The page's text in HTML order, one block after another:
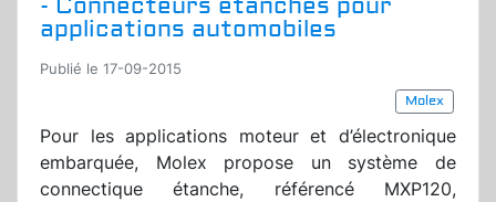
- Connecteurs étanches pour
applications automobiles
Publié le 17-09-2015
Molex
Pour les applications moteur et d’électronique
embarquée, Molex propose un système de
connectique étanche, référencé MXP120,